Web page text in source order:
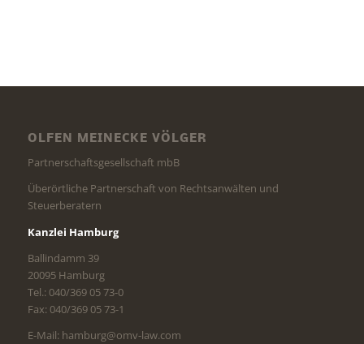
OLFEN MEINECKE VÖLGER
Partnerschaftsgesellschaft mbB
Überörtliche Partnerschaft von Rechtsanwälten und
Steuerberatern
Kanzlei Hamburg
Ballindamm 39
20095 Hamburg
Tel.: 040/369 05 73-0
Fax: 040/369 05 73-1
E-Mail: hamburg@omv-law.com